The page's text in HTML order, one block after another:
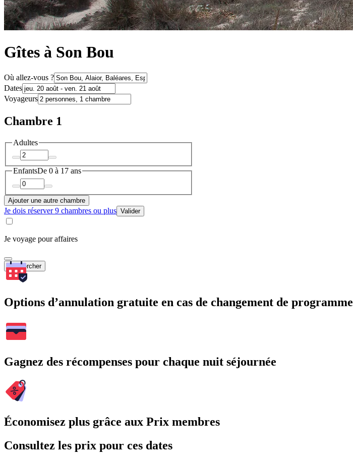
Gîtes à Son Bou
Où allez-vous ?
Dates
Voyageurs
Chambre 1
Adultes
EnfantsDe 0 à 17 ans
Ajouter une autre chambre
Je dois réserver 9 chambres ou plus Valider
Je voyage pour affaires
Rechercher
Options d’annulation gratuite en cas de changement de programme
Gagnez des récompenses pour chaque nuit séjournée
Économisez plus grâce aux Prix membres
Consultez les prix pour ces dates